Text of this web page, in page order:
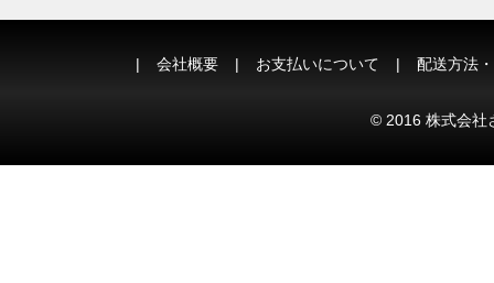
会社概要 お支払いについて 配送方法
© 2016 株式会社